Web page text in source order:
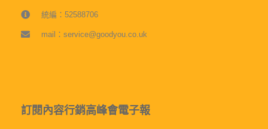
統編：52588706
mail：service@goodyou.co.uk
訂閱內容行銷高峰會電子報